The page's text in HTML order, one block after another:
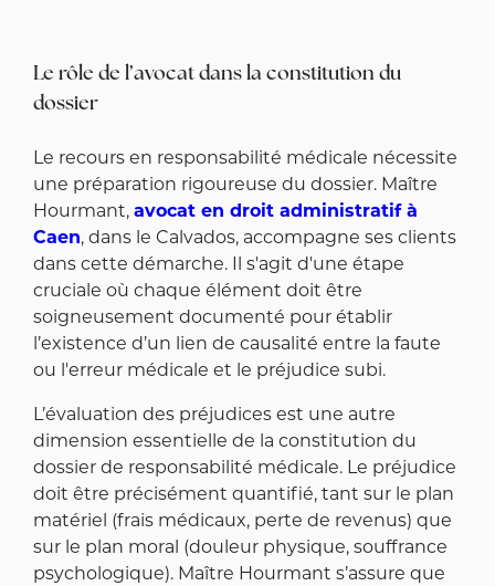
Le rôle de l’avocat dans la constitution du
dossier
Le recours en responsabilité médicale nécessite
une préparation rigoureuse du dossier. Maître
Hourmant, avocat en droit administratif à
Caen, dans le Calvados, accompagne ses clients
dans cette démarche. Il s'agit d'une étape
cruciale où chaque élément doit être
soigneusement documenté pour établir
l’existence d’un lien de causalité entre la faute
ou l'erreur médicale et le préjudice subi.
L’évaluation des préjudices est une autre
dimension essentielle de la constitution du
dossier de responsabilité médicale. Le préjudice
doit être précisément quantifié, tant sur le plan
matériel (frais médicaux, perte de revenus) que
sur le plan moral (douleur physique, souffrance
psychologique). Maître Hourmant s’assure que